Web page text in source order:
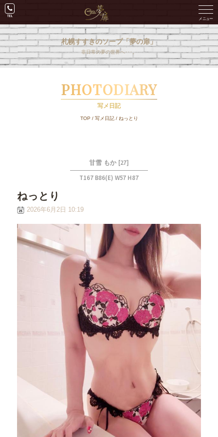
札幌すすきのソープ「夢の扉」
非日常の夢の世界へ･･･。
PHOTODIARY
写メ日記
TOP / 写メ日記/ ねっとり
甘雪 もか [27]
T167 B86(E) W57 H87
ねっとり
2026年6月2日 10:19